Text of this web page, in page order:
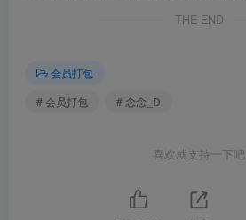
THE END
会员打包
# 会员打包
# 念念_D
喜欢就支持一下吧